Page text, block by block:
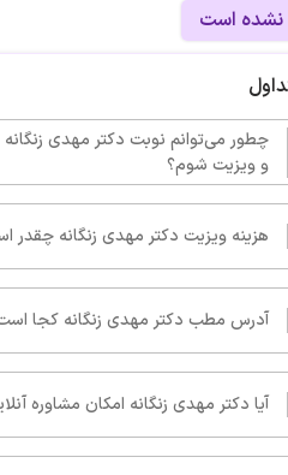
نشده است
و ویزیت شوم؟
هزینه ویزیت دکتر مهدی زنگانه چقدر است؟
آدرس مطب دکتر مهدی زنگانه کجا است؟
آیا دکتر مهدی زنگانه امکان مشاوره آنلاین دارد؟